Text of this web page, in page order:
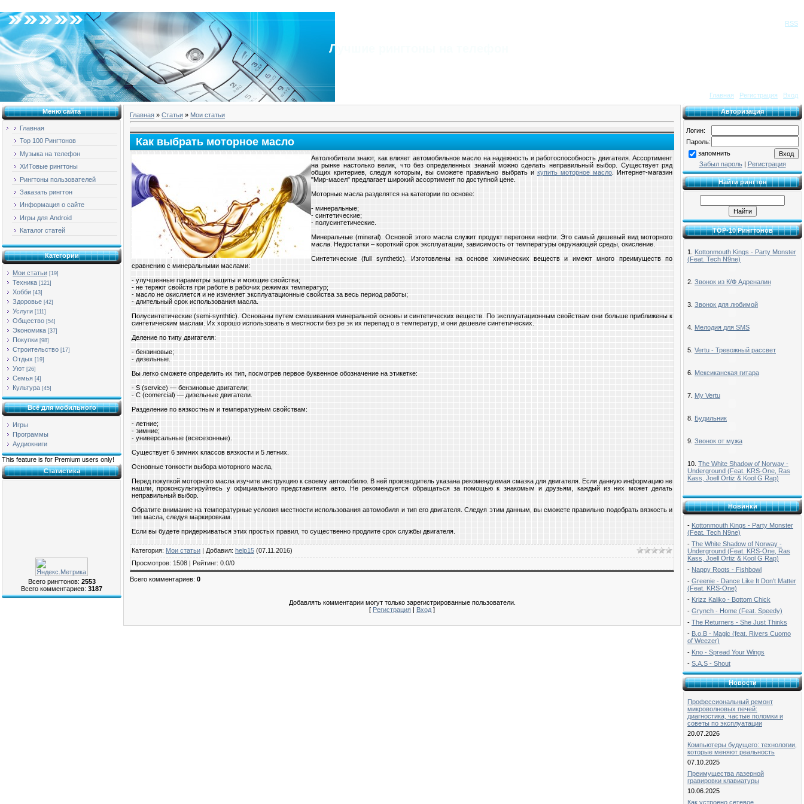
RSS
Лучшие рингтоны на телефон
Главная Регистрация Вход
Меню сайта
Главная
Top 100 Рингтонов
Музыка на телефон
ХИТовые рингтоны
Рингтоны пользователей
Заказать рингтон
Информация о сайте
Игры для Android
Каталог статей
Категории
Мои статьи [19]
Техника [121]
Хобби [43]
Здоровье [42]
Услуги [111]
Общество [54]
Экономика [37]
Покупки [98]
Строительство [17]
Отдых [19]
Уют [26]
Семья [4]
Культура [45]
Всё для мобильного
Игры
Программы
Аудиокниги
This feature is for Premium users only!
Статистика
Всего рингтонов: 2553
Всего комментариев: 3187
Главная » Статьи » Мои статьи
Как выбрать моторное масло
Автолюбители знают, как влияет автомобильное масло на надежность и работоспособность двигателя. Ассортимент
на рынке настолько велик, что без определенных знаний можно сделать неправильный выбор. Существует ряд
общих критериев, следуя которым, вы сможете правильно выбрать и купить моторное масло. Интернет-магазин
"Мир-масел" предлагает широкий ассортимент по доступной цене.
Моторные масла разделятся на категории по основе:
- минеральные;
- синтетические;
- полусинтетические.
Минеральчые (mineral). Основой этого масла служит продукт перегонки нефти. Это самый дешевый вид моторного
масла. Недостатки – короткий срок эксплуатации, зависимость от температуры окружающей среды, окисление.
Синтетические (full synthetic). Изготовлены на основе химических веществ и имеют много преимуществ по
сравнению с минеральными маслами:
- улучшенные параметры защиты и моющие свойства;
- не теряют свойств при работе в рабочих режимах температур;
- масло не окисляется и не изменяет эксплуатационные свойства за весь период работы;
- длительный срок использования масла.
Полусинтетические (semi-synthtic). Основаны путем смешивания минеральной основы и синтетических веществ. По эксплуатационным свойствам они больше приближены к
синтетическим маслам. Их хорошо использовать в местности без ре эк их перепад о в температур, и они дешевле синтетических.
Деление по типу двигателя:
- бензиновые;
- дизельные.
Вы легко сможете определить их тип, посмотрев первое буквенное обозначение на этикетке:
- S (service) — бензиновые двигатели;
- C (comercial) — дизельные двигатели.
Разделение по вязкостным и температурным свойствам:
- летние;
- зимние;
- универсальные (всесезонные).
Существует 6 зимних классов вязкости и 5 летних.
Основные тонкости выбора моторного масла,
Перед покупкой моторного масла изучите инструкцию к своему автомобилю. В ней производитель указана рекомендуемая смазка для двигателя. Если данную информацию не
нашли, проконсультируйтесь у официального представителя авто. Не рекомендуется обращаться за помощью к знакомым и друзьям, каждый из них может делать
неправильный выбор.
Обратите внимание на температурные условия местности использования автомобиля и тип его двигателя. Следуя этим данным, вы сможете правильно подобрать вязкость и
тип масла, следуя маркировкам.
Если вы будете придерживаться этих простых правил, то существенно продлите срок службы двигателя.
Категория: Мои статьи | Добавил: help15 (07.11.2016)
Просмотров: 1508 | Рейтинг: 0.0/0
Всего комментариев: 0
Добавлять комментарии могут только зарегистрированные пользователи.
[ Регистрация | Вход ]
Авторизация
Логин:
Пароль:
запомнить
Забыл пароль| Регистрация
Найти рингтон
TOP-10 Рингтонов
1. Kottonmouth Kings - Party Monster
(Feat. Tech N9ne)
2. Звонок из К/Ф Адреналин
3. Звонок для любимой
4. Мелодия для SMS
5. Vertu - Тревожный рассвет
6. Мексиканская гитара
7. My Vertu
8. Будильник
9. Звонок от мужа
10. The White Shadow of Norway -
Underground (Feat. KRS-One, Ras
Kass, Joell Ortiz & Kool G Rap)
Новинки
- Kottonmouth Kings - Party Monster
(Feat. Tech N9ne)
- The White Shadow of Norway -
Underground (Feat. KRS-One, Ras
Kass, Joell Ortiz & Kool G Rap)
- Nappy Roots - Fishbowl
- Greenie - Dance Like It Don't Matter
(Feat. KRS-One)
- Krizz Kaliko - Bottom Chick
- Grynch - Home (Feat. Speedy)
- The Returners - She Just Thinks
- B.o.B - Magic (feat. Rivers Cuomo
of Weezer)
- Kno - Spread Your Wings
- S.A.S - Shout
Новости
Профессиональный ремонт
микроволновых печей:
диагностика, частые поломки и
советы по эксплуатации
20.07.2026
Компьютеры будущего: технологии,
которые меняют реальность
07.10.2025
Преимущества лазерной
гравировки клавиатуры
10.06.2025
Как устроено сетевое